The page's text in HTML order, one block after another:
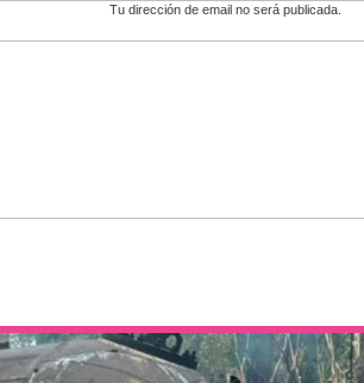
Tu dirección de email no será publicada.